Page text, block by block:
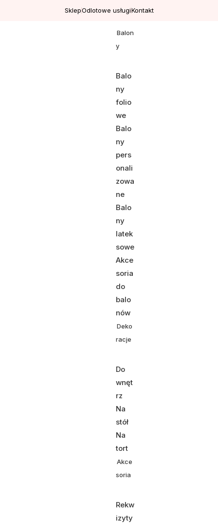
SklepOdlotowe usługiKontakt
Balon
y
Balo
ny
folio
we
Balo
ny
pers
onali
zowa
ne
Balo
ny
latek
sowe
Akce
soria
do
balo
nów
Deko
racje
Do
wnęt
rz
Na
stół
Na
tort
Akce
soria
Rekw
izyty